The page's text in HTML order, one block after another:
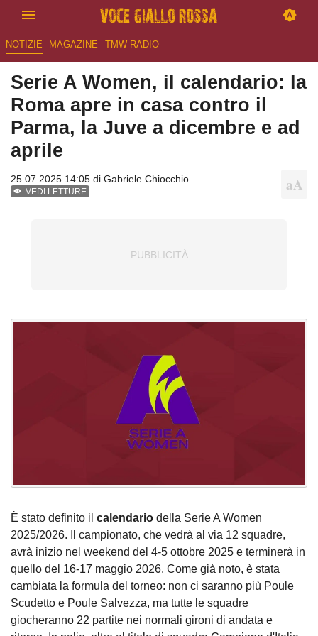
NOTIZIE MAGAZINE TMW RADIO
Serie A Women, il calendario: la
Roma apre in casa contro il
Parma, la Juve a dicembre e ad
aprile
25.07.2025 14:05 di Gabriele Chiocchio
VEDI LETTURE
È stato definito il calendario della Serie A Women
2025/2026. Il campionato, che vedrà al via 12 squadre,
avrà inizio nel weekend del 4-5 ottobre 2025 e terminerà in
quello del 16-17 maggio 2026. Come già noto, è stata
cambiata la formula del torneo: non ci saranno più Poule
Scudetto e Poule Salvezza, ma tutte le squadre
giocheranno 22 partite nei normali gironi di andata e